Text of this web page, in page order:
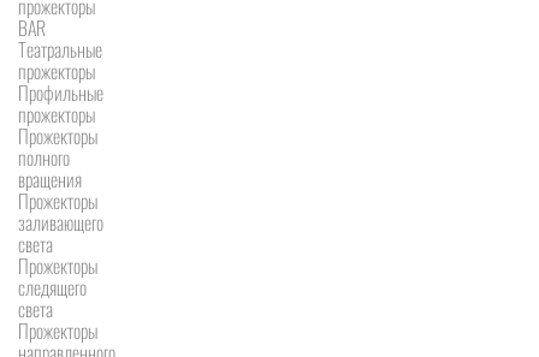
прожекторы
BAR
Театральные
прожекторы
Профильные
прожекторы
Прожекторы
полного
вращения
Прожекторы
заливающего
света
Прожекторы
следящего
света
Прожекторы